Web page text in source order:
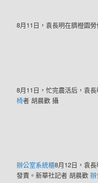
8月11日，袁長明在臍橙園
8月11日，忙完農活后，袁
椅者 胡晨歡 攝
辦公室系統櫃8月12日，袁
發賣。新華社記者 胡晨歡